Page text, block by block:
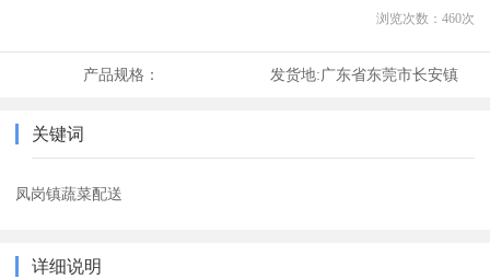
浏览次数： 460次
产品规格： 发货地:广东省东莞市长安镇
关键词
凤岗镇蔬菜配送
详细说明